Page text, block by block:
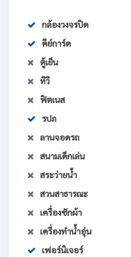
กล้องวงจรปิด
คีย์การ์ด
ตู้เย็น
ทีวี
ฟิตเนส
รปภ
ลานจอดรถ
สนามเด็กเล่น
สระว่ายน้ำ
สวนสาธารณะ
เครื่องซักผ้า
เครื่องทำน้ำอุ่น
เฟอร์นิเจอร์